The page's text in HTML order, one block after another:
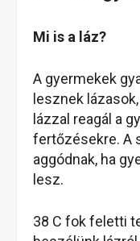
Mi is a láz?
A gyermekek
lesznek
lázzal reagál a
fertőzésekre. A
aggódnak, ha
lesz.
38 C fok feletti